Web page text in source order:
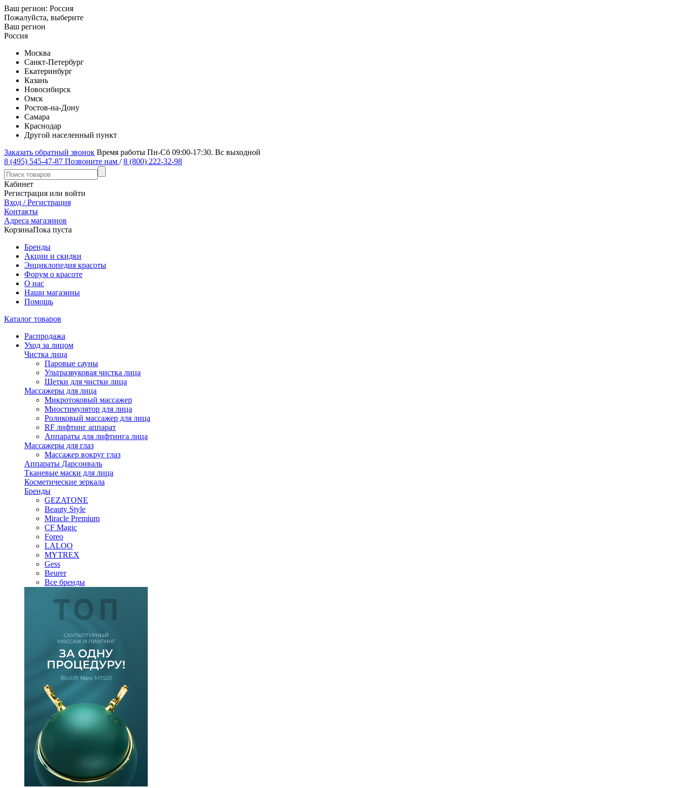
Ваш регион: Россия
Пожалуйста, выберите
Ваш регион
Россия
Москва
Санкт-Петербург
Екатеринбург
Казань
Новосибирск
Омск
Ростов-на-Дону
Самара
Краснодар
Другой населенный пункт
Заказать обратный звонок Время работы Пн-Сб 09:00-17:30. Вс выходной
8 (495) 545-47-87 Позвоните нам / 8 (800) 222-32-98
Кабинет
Регистрация или войти
Вход / Регистрация
Контакты
Адреса магазинов
КорзинаПока пуста
Бренды
Акции и скидки
Энциклопедия красоты
Форум о красоте
О нас
Наши магазины
Помощь
Каталог товаров
Распродажа
Уход за лицом
Чистка лица
Паровые сауны
Ультразвуковая чистка лица
Щетки для чистки лица
Массажеры для лица
Микротоковый массажер
Миостимулятор для лица
Роликовый массажер для лица
RF лифтинг аппарат
Аппараты для лифтинга лица
Массажеры для глаз
Массажер вокруг глаз
Аппараты Дарсонваль
Тканевые маски для лица
Косметические зеркала
Бренды
GEZATONE
Beauty Style
Miracle Premium
CF Magic
Foreo
LALOO
MYTREX
Gess
Beurer
Все бренды